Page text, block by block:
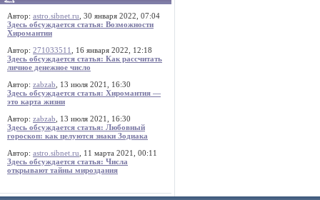
Автор: astro.sibnet.ru , 30 января 2022, 07:04
Здесь обсуждается статья: Возможности
Хиромантии
Автор: 271033511
, 16 января 2022, 12:18
Здесь обсуждается статья: Как рассчитать
личное денежное число
Автор: zabzab , 13 июля 2021, 16:30
Здесь обсуждается статья: Хиромантия —
это карта жизни
Автор: zabzab , 13 июля 2021, 16:30
Здесь обсуждается статья: Любовный
гороскоп: как целуются знаки Зодиака
Автор: astro.sibnet.ru , 11 марта 2021, 00:11
Здесь обсуждается статья: Числа
открывают тайны мироздания